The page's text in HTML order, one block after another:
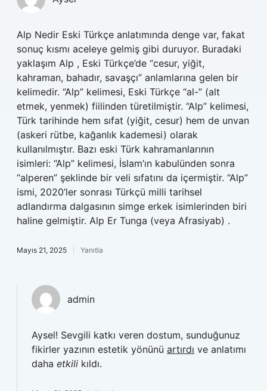
Alp Nedir Eski Türkçe anlatımında denge var, fakat
sonuç kısmı aceleye gelmiş gibi duruyor. Buradaki
yaklaşım Alp , Eski Türkçe’de “cesur, yiğit,
kahraman, bahadır, savaşçı” anlamlarına gelen bir
kelimedir. “Alp” kelimesi, Eski Türkçe “al-” (alt
etmek, yenmek) fiilinden türetilmiştir. “Alp” kelimesi,
Türk tarihinde hem sıfat (yiğit, cesur) hem de unvan
(askeri rütbe, kağanlık kademesi) olarak
kullanılmıştır. Bazı eski Türk kahramanlarının
isimleri: “Alp” kelimesi, İslam’ın kabulünden sonra
“alperen” şeklinde bir veli sıfatını da içermiştir. “Alp”
ismi, 2020’ler sonrası Türkçü milli tarihsel
adlandırma dalgasının simge erkek isimlerinden biri
haline gelmiştir. Alp Er Tunga (veya Afrasiyab) .
Mayıs 21, 2025 Yanıtla
admin
Aysel! Sevgili katkı veren dostum, sunduğunuz
fikirler yazının estetik yönünü artırdı ve anlatımı
daha etkili kıldı.